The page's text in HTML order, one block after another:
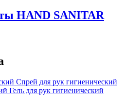
HAND SANITAR
Спрей для рук гигиенический
Гель для рук гигиенический